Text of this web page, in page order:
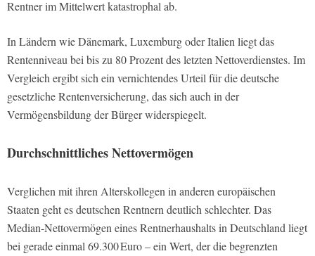
Rentner im Mittelwert katastrophal ab.
In Ländern wie Dänemark, Luxemburg oder Italien liegt das
Rentenniveau bei bis zu 80 Prozent des letzten Nettoverdienstes. Im
Vergleich ergibt sich ein vernichtendes Urteil für die deutsche
gesetzliche Rentenversicherung, das sich auch in der
Vermögensbildung der Bürger widerspiegelt.
Durchschnittliches Nettovermögen
Verglichen mit ihren Alterskollegen in anderen europäischen
Staaten geht es deutschen Rentnern deutlich schlechter. Das
Median-Nettovermögen eines Rentnerhaushalts in Deutschland liegt
bei gerade einmal 69.300 Euro – ein Wert, der die begrenzten